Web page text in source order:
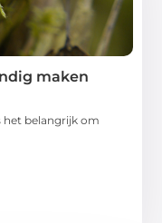
maken
het belangrijk om